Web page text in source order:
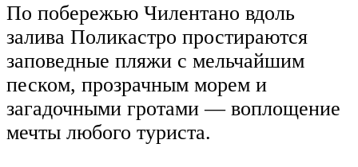
По побережью Чилентано вдоль
залива Поликастро простираются
заповедные пляжи с мельчайшим
песком, прозрачным морем и
загадочными гротами — воплощение
мечты любого туриста.